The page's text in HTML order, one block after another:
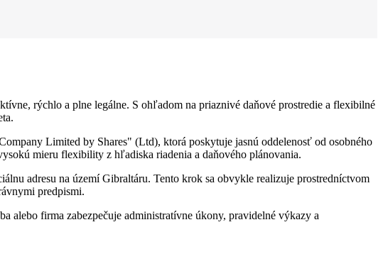
rýchlo a plne legálne. S ohľadom na priaznivé daňové prostredie a flexibilné
Limited by Shares" (Ltd), ktorá poskytuje jasnú oddelenosť od osobného
mieru flexibility z hľadiska riadenia a daňového plánovania.
adresu na území Gibraltáru. Tento krok sa obvykle realizuje prostredníctvom
predpismi.
alebo firma zabezpečuje administratívne úkony, pravidelné výkazy a